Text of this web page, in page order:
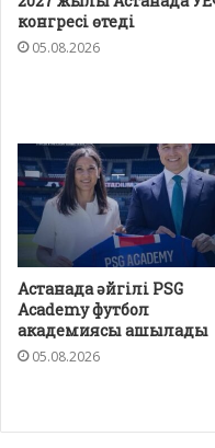
конгресі өтеді
05.08.2026
Астанада әйгілі PSG
Academy футбол
академиясы ашылады
05.08.2026